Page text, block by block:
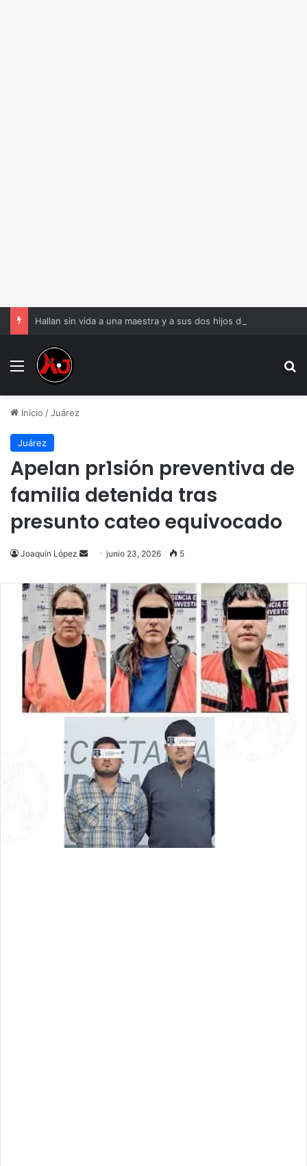
Menu
Inicio /Juárez
Juárez
Apelan pr1sión preventiva de
familia detenida tras
presunto cateo equivocado
Joaquín López
Send
email
junio 23, 2026 5